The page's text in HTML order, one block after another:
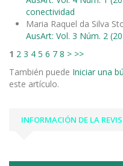
conectividad
Maria Raquel da Silva
AusArt: Vol. 3 Núm. 2
1 2 3 4 5 6 7 8 > >>
También puede Iniciar una
este artículo.
INFORMACIÓN DE LA